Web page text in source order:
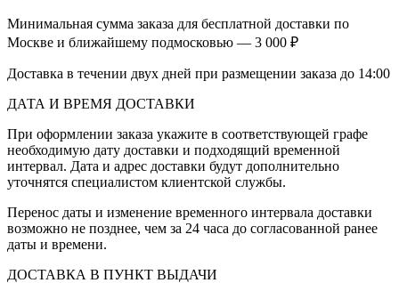
Минимальная сумма заказа для бесплатной доставки по
Москве и ближайшему подмосковью — 3 000 ₽
Доставка в течении двух дней при размещении заказа до 14:00
ДАТА И ВРЕМЯ ДОСТАВКИ
При оформлении заказа укажите в соответствующей графе
необходимую дату доставки и подходящий временной
интервал. Дата и адрес доставки будут дополнительно
уточнятся специалистом клиентской службы.
Перенос даты и изменение временного интервала доставки
возможно не позднее, чем за 24 часа до согласованной ранее
даты и времени.
ДОСТАВКА В ПУНКТ ВЫДАЧИ